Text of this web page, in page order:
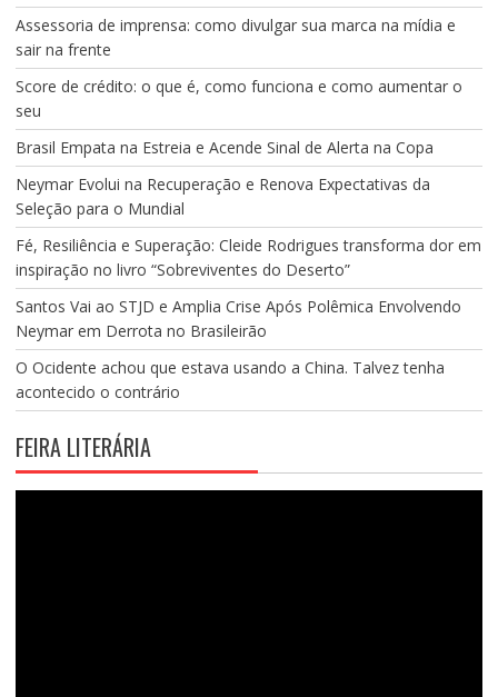
Assessoria de imprensa: como divulgar sua marca na mídia e
sair na frente
Score de crédito: o que é, como funciona e como aumentar o
seu
Brasil Empata na Estreia e Acende Sinal de Alerta na Copa
Neymar Evolui na Recuperação e Renova Expectativas da
Seleção para o Mundial
Fé, Resiliência e Superação: Cleide Rodrigues transforma dor em
inspiração no livro “Sobreviventes do Deserto”
Santos Vai ao STJD e Amplia Crise Após Polêmica Envolvendo
Neymar em Derrota no Brasileirão
O Ocidente achou que estava usando a China. Talvez tenha
acontecido o contrário
FEIRA LITERÁRIA